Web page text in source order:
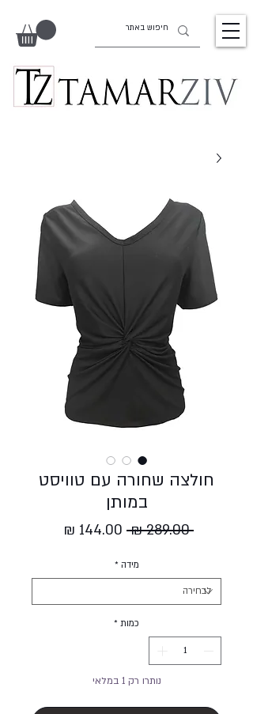
חולצה שחורה עם טוויסט
במותן
‏289.00 ‏₪
מחיר
מידה *
כמות *
נותרו רק 1 במלאי